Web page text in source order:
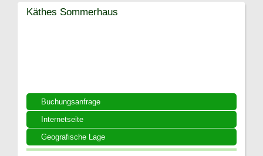
Buchungsanfrage
Internetseite
Geografische Lage
Käthes Sommerhaus